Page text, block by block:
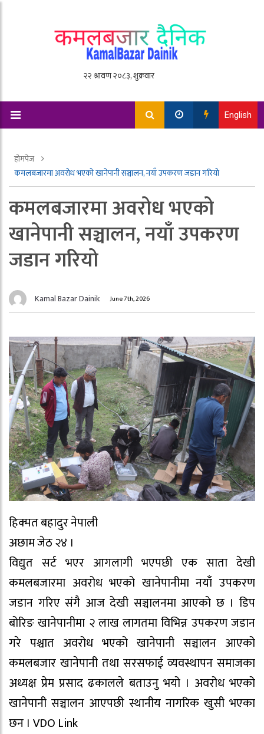
English
होमपेज
कमलबजारमा अवरोध भएको खानेपानी सञ्चालन, नयाँ उपकरण जडान गरियो
कमलबजारमा अवरोध भएको
खानेपानी सञ्चालन, नयाँ उपकरण
जडान गरियो
Kamal Bazar Dainik June 7th, 2026
हिक्मत बहादुर नेपाली
अछाम जेठ २४ ।
विद्युत सर्ट भएर आगलागी भएपछी एक साता देखी
कमलबजारमा अवरोध भएको खानेपानीमा नयाँ उपकरण
जडान गरिए संगै आज देखी सञ्चालनमा आएको छ । डिप
बोरिङ खानेपानीमा २ लाख लागतमा विभिन्न उपकरण जडान
गरे पश्चात अवरोध भएको खानेपानी सञ्चालन आएको
कमलबजार खानेपानी तथा सरसफाई व्यवस्थापन समाजका
अध्यक्ष प्रेम प्रसाद ढकालले बताउनु भयो । अवरोध भएको
खानेपानी सञ्चालन आएपछी स्थानीय नागरिक खुसी भएका
छन । VDO Link